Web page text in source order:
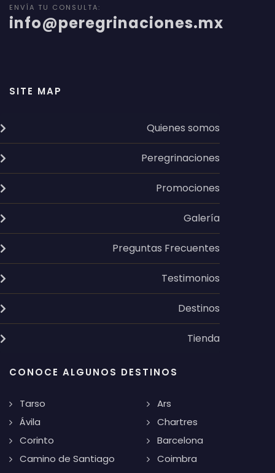
ENVÍA TU CONSULTA:
info@peregrinaciones.mx
SITE MAP
Quienes somos
Peregrinaciones
Promociones
Galería
Preguntas Frecuentes
Testimonios
Destinos
Tienda
CONOCE ALGUNOS DESTINOS
Tarso
Ávila
Corinto
Camino de Santiago
Ars
Chartres
Barcelona
Coimbra